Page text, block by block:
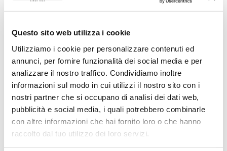
Questo sito web utilizza i cookie
Utilizziamo i cookie per personalizzare contenuti ed
annunci, per fornire funzionalità dei social media e per
analizzare il nostro traffico. Condividiamo inoltre
informazioni sul modo in cui utilizzi il nostro sito con i
nostri partner che si occupano di analisi dei dati web,
pubblicità e social media, i quali potrebbero combinarle
con altre informazioni che hai fornito loro o che hanno
raccolto dal tuo utilizzo dei loro servizi.